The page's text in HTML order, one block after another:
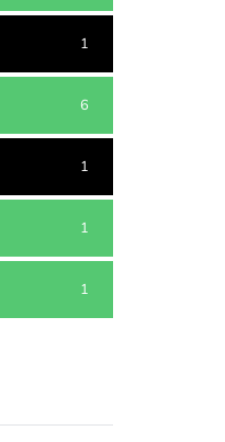
1
6
1
1
1